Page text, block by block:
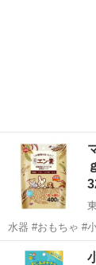
水器 #おもちゃ #
ン…東京 渋谷区